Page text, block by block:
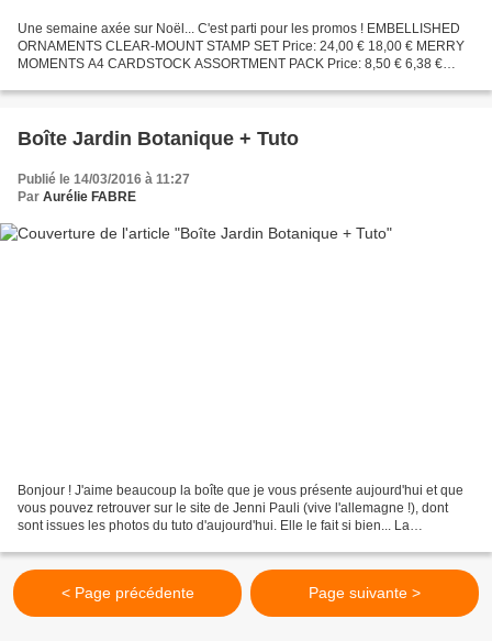
Une semaine axée sur Noël... C'est parti pour les promos ! EMBELLISHED
ORNAMENTS CLEAR-MOUNT STAMP SET Price: 24,00 € 18,00 € MERRY
MOMENTS A4 CARDSTOCK ASSORTMENT PACK Price: 8,50 € 6,38 €
Boîte Jardin Botanique + Tuto
Publié le 14/03/2016 à 11:27
Par Aurélie FABRE
Bonjour ! J'aime beaucoup la boîte que je vous présente aujourd'hui et que
vous pouvez retrouver sur le site de Jenni Pauli (vive l'allemagne !), dont
sont issues les photos du tuto d'aujourd'hui. Elle le fait si bien... La
< Page précédente Page suivante >